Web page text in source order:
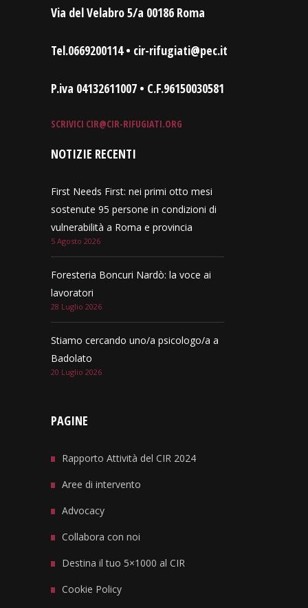
Via del Velabro 5/a 00186 Roma
Tel.0669200114 • cir-rifugiati@pec.it
P.iva 04132611007 • C.F.96150030581
SCRIVICI CIR@CIR-RIFUGIATI.ORG
NOTIZIE RECENTI
First Needs First: nei primi otto mesi
sostenute 95 persone in condizioni di
vulnerabilità a Roma e provincia
5 Agosto 2026
Foresteria Boncuri Nardò: la voce ai
lavoratori
28 Luglio 2026
Stiamo cercando uno/a psicologo/a a
Badolato
20 Luglio 2026
PAGINE
Rapporto Attività del CIR 2024
Aree di intervento
Advocacy
Collabora con noi
Destina il tuo 5×1000 al CIR
Cookie Policy